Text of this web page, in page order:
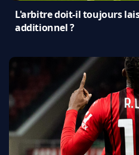
L'arbitre doit-il toujours
additionnel ?